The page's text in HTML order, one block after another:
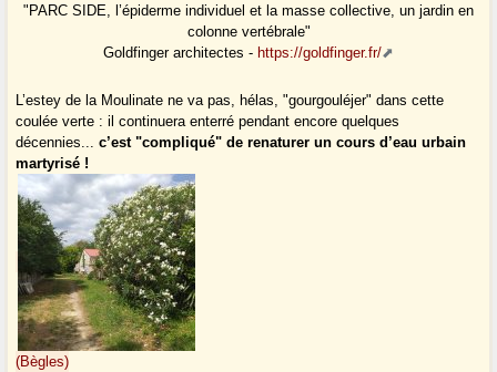
"PARC SIDE, l’épiderme individuel et la masse collective, un jardin en
colonne vertébrale"
Goldfinger architectes - https://goldfinger.fr/
L’estey de la Moulinate ne va pas, hélas, "gourgouléjer" dans cette
coulée verte : il continuera enterré pendant encore quelques
décennies...c’est "compliqué" de renaturer un cours d’eau urbain
martyrisé !
(Bègles)